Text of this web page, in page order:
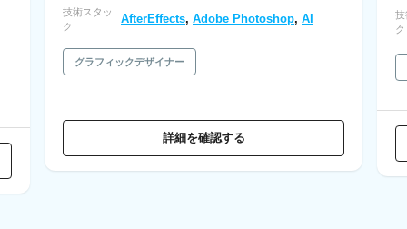
技術スタッ
ク
AfterEffects, Adobe Photoshop, AI
グラフィックデザイナー
詳細を確認する
技
ク